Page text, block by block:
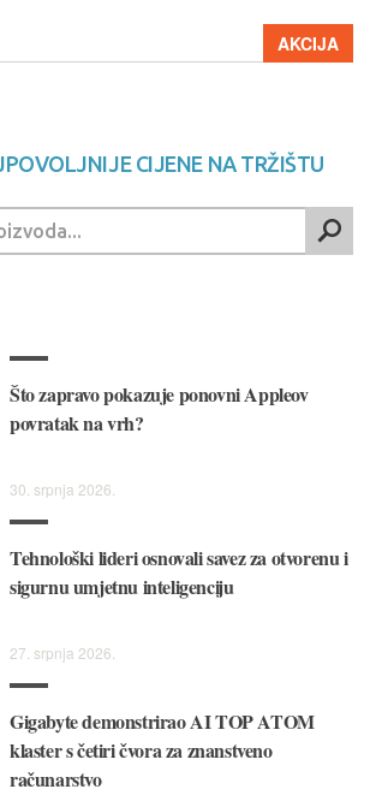
AKCIJA
CIJENE NA TRŽIŠTU
Što zapravo pokazuje ponovni Appleov
povratak na vrh?
30. srpnja 2026.
Tehnološki lideri osnovali savez za otvorenu i
sigurnu umjetnu inteligenciju
27. srpnja 2026.
Gigabyte demonstrirao AI TOP ATOM
klaster s četiri čvora za znanstveno
računarstvo